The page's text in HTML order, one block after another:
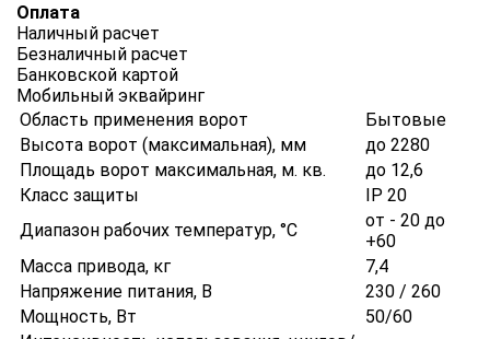
Оплата
Наличный расчет
Безналичный расчет
Банковской картой
Мобильный эквайринг
Область применения ворот
Бытовые
Высота ворот (максимальная), мм
до 2280
Площадь ворот максимальная, м. кв.
до 12,6
Класс защиты
IP 20
Диапазон рабочих температур, °С
от - 20 до
+60
Масса привода, кг
7,4
Напряжение питания, В
230 / 260
Мощность, Вт
50/60